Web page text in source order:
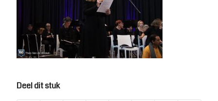
Deel dit stuk